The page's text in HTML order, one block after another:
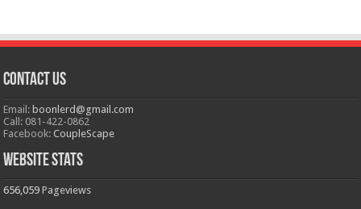
Contact Us
Email: boonlerd@gmail.com
Call: 081-422-0862
Facebook:CoupleScape
Website Stats
656,059 Pageviews